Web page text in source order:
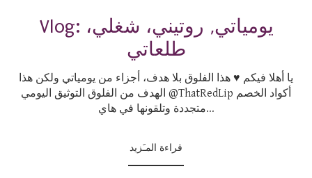
Vlog: يومياتي, روتيني، شغلي،
طلعاتي
يا أهلا فيكم ♥️ هذا الفلوق بلا هدف، أجزاء من يومياتي ولكن هذا
الهدف من الفلوق التوثيق اليومي @ThatRedLip أكواد الخصم
متجددة وتلقونها في هاي...
قراءة المـَزيد